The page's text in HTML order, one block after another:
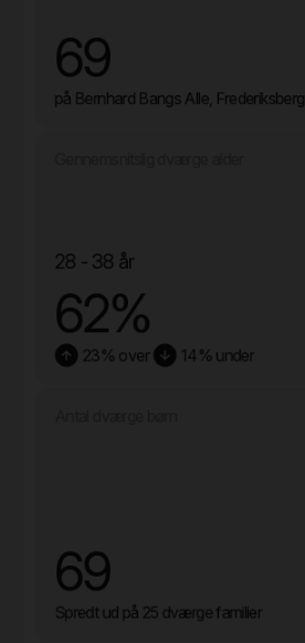
69
på Bernhard Bangs Alle, Frederiksberg
28 - 38 år
62%
23% over 14% under
69
Spredt ud på 25 dværge familier